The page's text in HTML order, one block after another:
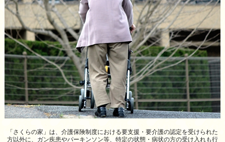
「さくらの家」は、介護保険制度における要支援・要介護の認定を受けられた
方以外に、ガン疾患やパーキンソン等、特定の状態・病状の方の受け入れも行